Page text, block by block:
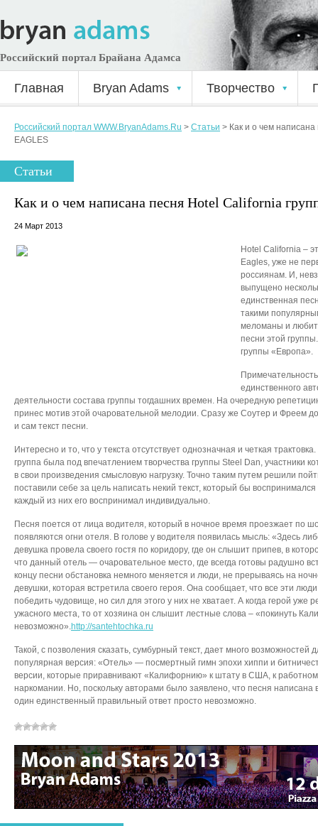
Российский портал Брайана Адамса
Главная Bryan Adams Творчество
Российский портал WWW.BryanAdams.Ru > Статьи > Как и о чем
EAGLES
Статьи
Как и о чем написана песня Hotel California
24 Март 2013
Hotel California –
Eagles, уже не
россиянам. И,
выпущено
единственная
такими
меломаны и
песни этой
группы «Европа».
единственного
деятельности состава группы тогдашних времен. На очередную
принес мотив этой очаровательной мелодии. Сразу же Соутер и Фреем
и сам текст песни.
Интересно и то, что у текста отсутствует однозначная и четкая
группа была под впечатлением творчества группы Steel Dan, участники
в свои произведения смысловую нагрузку. Точно таким путем решили
поставили себе за цель написать некий текст, который бы
каждый из них его воспринимал индивидуально.
Песня поется от лица водителя, который в ночное время проезжает по
появляются огни отеля. В голове у водителя появилась мысль: «Здесь
девушка провела своего гостя по коридору, где он слышит припев, в
что данный отель — очаровательное место, где всегда готовы радушно
концу песни обстановка немного меняется и люди, не прерываясь на
девушки, которая встретила своего героя. Она сообщает, что все эти
победить чудовище, но сил для этого у них не хватает. А когда герой уже
ужасного места, то от хозяина он слышит лестные слова – «покинуть
невозможно».http://santehtochka.ru
Такой, с позволения сказать, сумбурный текст, дает много возможностей
популярная версия: «Отель» — посмертный гимн эпохи хиппи и
версии, которые приравнивают «Калифорнию» к штату в США, к
наркомании. Но, поскольку авторами было заявлено, что песня написана
один единственный правильный ответ просто невозможно.